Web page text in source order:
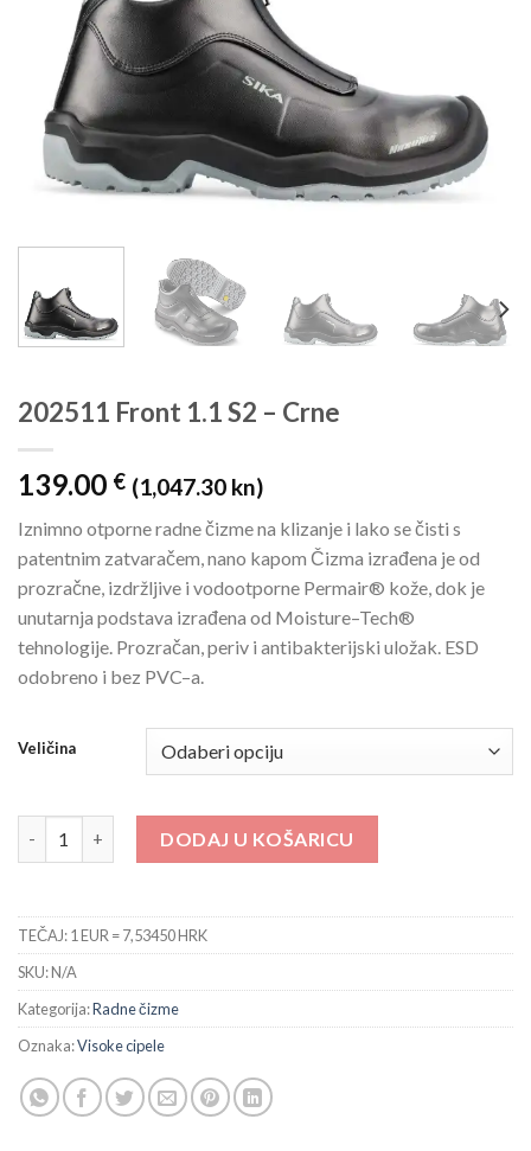
202511 Front 1.1 S2 – Crne
139.00 € (1,047.30 kn)
Iznimno otporne radne čizmena klizanje i lako sečisti s
patentnim zatvaračem,nano kapom Čizma izrađena jeod
prozračne, izdržljive i vodootporne Permair® kože,dok je
unutarnja podstava izrađena od Moisture–Tech®
tehnologije. Prozračan,periv i antibakterijski uložak. ESD
odobreno i bez PVC–a.
Veličina
202511 Front 1.1 S2 - Crne količina
DODAJ U KOŠARICU
TEČAJ: 1 EUR = 7,53450 HRK
SKU:N/A
Kategorija:Radne čizme
Oznaka:Visoke cipele